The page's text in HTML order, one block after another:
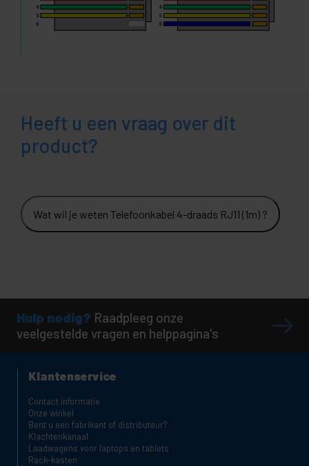
Heeft u een vraag over dit
product?
Wat wil je weten Telefoonkabel 4-draads RJ11 (1m) ?
Hulp nodig? Raadpleeg onze
veelgestelde vragen en helppagina's
Klantenservice
Contact informatie
Onze winkel
Bent u een fabrikant of distributeur?
Klachtenkanaal
Laadwagens voor laptops en tablets
Rack-kasten